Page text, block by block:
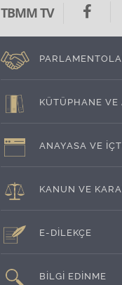
TBMM TV
KÜTÜPHANE VE
ANAYASA VE
KANUN VE
E-DİLEKÇE
BİLGİ EDİNME